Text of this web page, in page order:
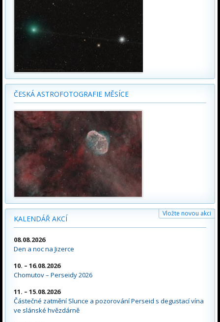
ČESKÁ ASTROFOTOGRAFIE MĚSÍCE
KALENDÁŘ AKCÍ
Vložte novou akci
08.08.2026
Den a noc na Jizerce
10. – 16.08.2026
Chomutov – Perseidy 2026
11. – 15.08.2026
Částečné zatmění Slunce a pozorování Perseid s degustací vína
ve slánské hvězdárně